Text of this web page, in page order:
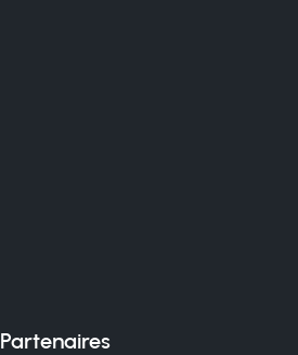
Partenaires